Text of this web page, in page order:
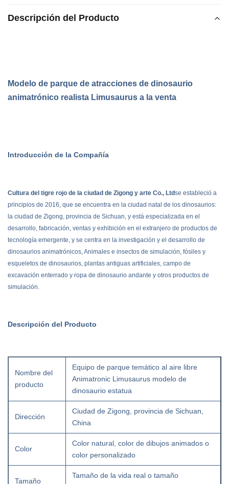
Descripción del Producto
Modelo de parque de atracciones de dinosaurio
animatrónico realista Limusaurus a la venta
Introducción de la Compañía
Cultura del tigre rojo de la ciudad de Zigong y arte Co., Ltdse estableció a
principios de 2016, que se encuentra en la ciudad natal de los dinosaurios:
la ciudad de Zigong, provincia de Sichuan, y está especializada en el
desarrollo, fabricación, ventas y exhibición en el extranjero de productos de
tecnología emergente, y se centra en la investigación y el desarrollo de
dinosaurios animatrónicos, Animales e insectos de simulación, fósiles y
esqueletos de dinosaurios, plantas antiguas artificiales, campo de
excavación enterrado y ropa de dinosaurio andante y otros productos de
simulación.
Descripción del Producto
Nombre del
producto
Equipo de parque temático al aire libre
Animatronic Limusaurus modelo de
dinosaurio estatua
Dirección
Ciudad de Zigong, provincia de Sichuan,
China
Color
Color natural, color de dibujos animados o
color personalizado
Tamaño
Tamaño de la vida real o tamaño